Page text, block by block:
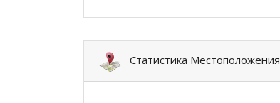
Статистика Местоположения